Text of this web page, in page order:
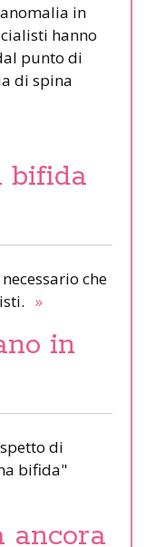
in
hanno
punto di
di spina
bifida
che
»
in
di
bifida"
ancora